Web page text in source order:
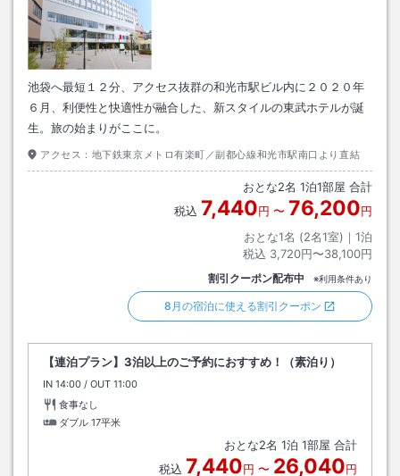
池袋へ最短１２分、アクセス抜群の和光市駅ビル内に２０２０年
６月、利便性と快適性が融合した、新スタイルの東武ホテルが誕
生。旅の始まりがここに。
アクセス： 地下鉄東京メトロ有楽町／副都心線和光市駅南口より直結
おとな2名 1泊1部屋 合計
税込 7,440円 〜 76,200円
おとな1名 (2名1室)｜ 1泊
税込 3,720円〜38,100円
割引クーポン配布中 ※利用条件あり
8月の宿泊に使える割引クーポン
【連泊プラン】3泊以上のご予約におすすめ！（素泊り）
IN チェックイン
14:00 / OUT チェックアウト
11:00
食事なし
ダブル 17平米
おとな2名 1泊 1部屋 合計
税込 7,440円 〜 26,040円